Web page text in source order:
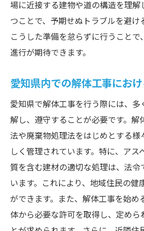
各工程の詳細な計画と人
愛知県特有の工期遅延要
工期を短縮するための調整
避策
法令遵守のための必要な
ス
廃棄物の適正処理とリサ
アスベスト等有害物質の
愛知県特有の環境規制と
法律違反による罰則の理解
最新の法改正情報の追跡と
安全で効率的な解体工事を実
場に近接する建物や道の構造を理解
つことで、予期せぬトラブルを避け
こうした準備を怠らずに行うことで
進行が期待できます。
愛知県内での解体工事にお
愛知県で解体工事を行う際には、多
解し、遵守することが必要です。解
法や廃棄物処理法をはじめとする様
しく管理されています。特に、アス
質を含む建材の適切な処理は、法令
います。これにより、地域住民の健
ができます。また、解体工事を始め
体から必要な許可を取得し、定めら